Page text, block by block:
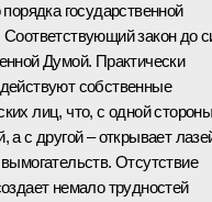
государственной
закон до
Думой. Практически
собственные
лиц, что, с одной
а с другой – открывает
Отсутствие
немало трудностей